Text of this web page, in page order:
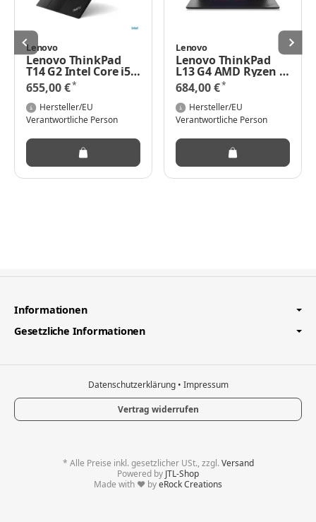
Lenovo
Lenovo ThinkPad
T14 G2 Intel Core i5-
1145G7 16GB RAM
512GB SSD Windows
11 Pro
655,00 €*
Hersteller/EU
Verantwortliche Person
Lenovo
Lenovo ThinkPad
L13 G4 AMD Ryzen 5
Pro 7530U 8GB
256GB 13 Zoll 1920 x
1200 WUXGA AMD
Radeon (1 GB)
W11KB NO
684,00 €*
Hersteller/EU
Verantwortliche Person
Informationen
Gesetzliche Informationen
Datenschutzerklärung • Impressum
Vertrag widerrufen
* Alle Preise inkl. gesetzlicher USt., zzgl.Versand
Powered by JTL-Shop
Made with ♥ byeRock Creations